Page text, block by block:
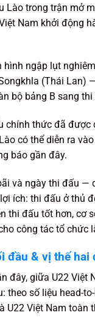
Lào trong trận mở
Nam khởi động
hình ngập lụt
(Thái Lan)
bộ bảng B sang
chính thức đã được
có thể diễn ra
báo gần đây.
và ngày thi đấu —
ích: thi đấu ở thủ
thi đấu tốt hơn, cơ
công tác tổ chức
đầu & vị thế hai
đây, giữa U22 Việt
theo số liệu head-
U22 Việt Nam toàn